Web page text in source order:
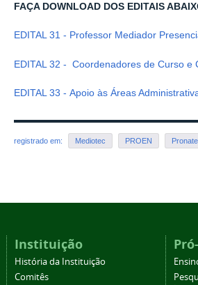
FAÇA DOWNLOAD DOS EDITAIS
EDITAL 31 - Professor Mediador
EDITAL 32 - Coordenadores de Curso e
EDITAL 33 - Apoio às Áreas
registrado em: Mediotec PROEN
Instituição
História da Instituição
Comitês